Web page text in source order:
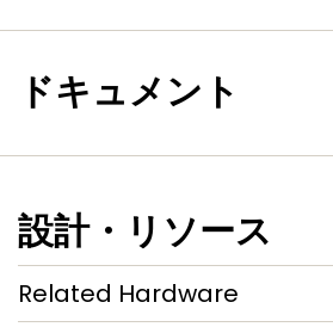
ドキュメント
設計・リソース
Related Hardware